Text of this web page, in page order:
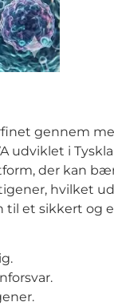
gennem
i
der kan
hvilket
til et sikkert